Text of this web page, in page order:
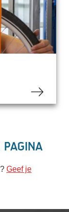
Geef je